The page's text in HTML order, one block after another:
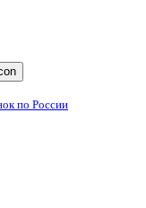
по России